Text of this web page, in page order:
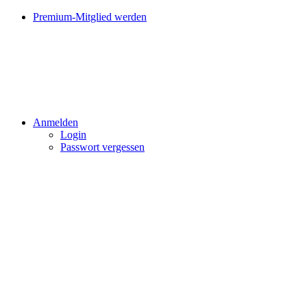
Premium-Mitglied werden
Anmelden
Login
Passwort vergessen